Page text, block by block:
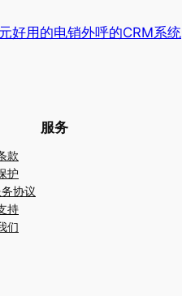
好用的电销外呼的CRM系统
服务
款
护
协议
持
们